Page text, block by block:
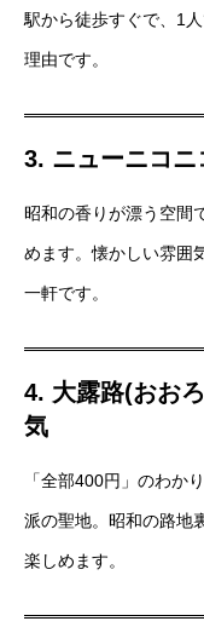
駅から徒歩すぐで、1
理由です。
3. ニューニコ
昭和の香りが漂う空間
めます。懐かしい雰囲
一軒です。
4. 大露路(おお
気
「全部400円」のわか
派の聖地。昭和の路地
楽しめます。